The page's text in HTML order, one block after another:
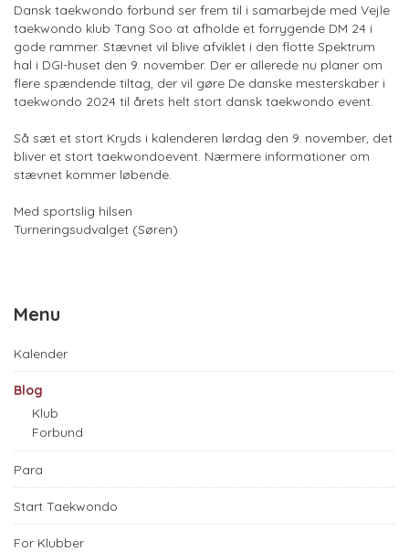
Dansk taekwondo forbund ser frem til i samarbejde med Vejle
taekwondo klub Tang Soo at afholde et forrygende DM 24 i
gode rammer. Stævnet vil blive afviklet i den flotte Spektrum
hal i DGI-huset den 9. november. Der er allerede nu planer om
flere spændende tiltag, der vil gøre De danske mesterskaber i
taekwondo 2024 til årets helt stort dansk taekwondo event.
Så sæt et stort Kryds i kalenderen lørdag den 9. november, det
bliver et stort taekwondoevent. Nærmere informationer om
stævnet kommer løbende.
Med sportslig hilsen
Turneringsudvalget (Søren)
Menu
Kalender
Blog
Klub
Forbund
Para
Start Taekwondo
For Klubber